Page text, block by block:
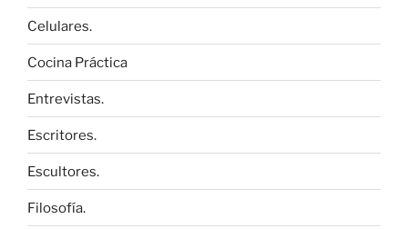
Celulares.
Cocina Práctica
Entrevistas.
Escritores.
Escultores.
Filosofía.